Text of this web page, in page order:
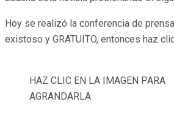
Hoy se realizó la conferencia de
existoso y GRATUITO, entonces haz
HAZ CLIC EN LA IMAGEN PARA
AGRANDARLA